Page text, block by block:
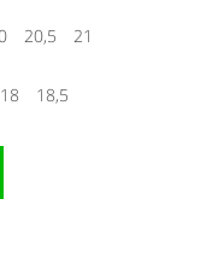
20,5 21
18 18,5